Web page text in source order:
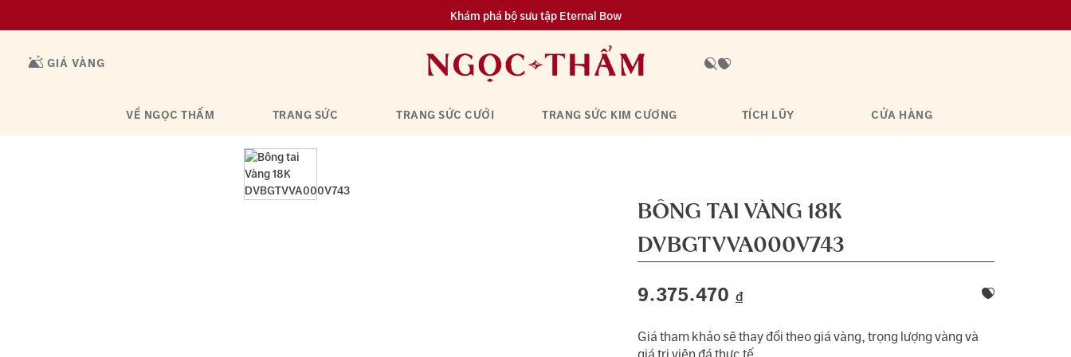
Khám phá bộ sưu tập Eternal Bow
Đa dạng lựa chọn tích luỹ từ 0.1 chỉ vàng 999.9
GIÁ VÀNG
VỀ NGỌC THẨM TRANG SỨC TRANG SỨC CƯỚI TRANG SỨC KIM CƯƠNG TÍCH LŨY CỬA HÀNG
BÔNG TAI VÀNG 18K
DVBGTVVA000V743
9.375.470 đ
Giá tham khảo sẽ thay đổi theo giá vàng, trọng lượng vàng và